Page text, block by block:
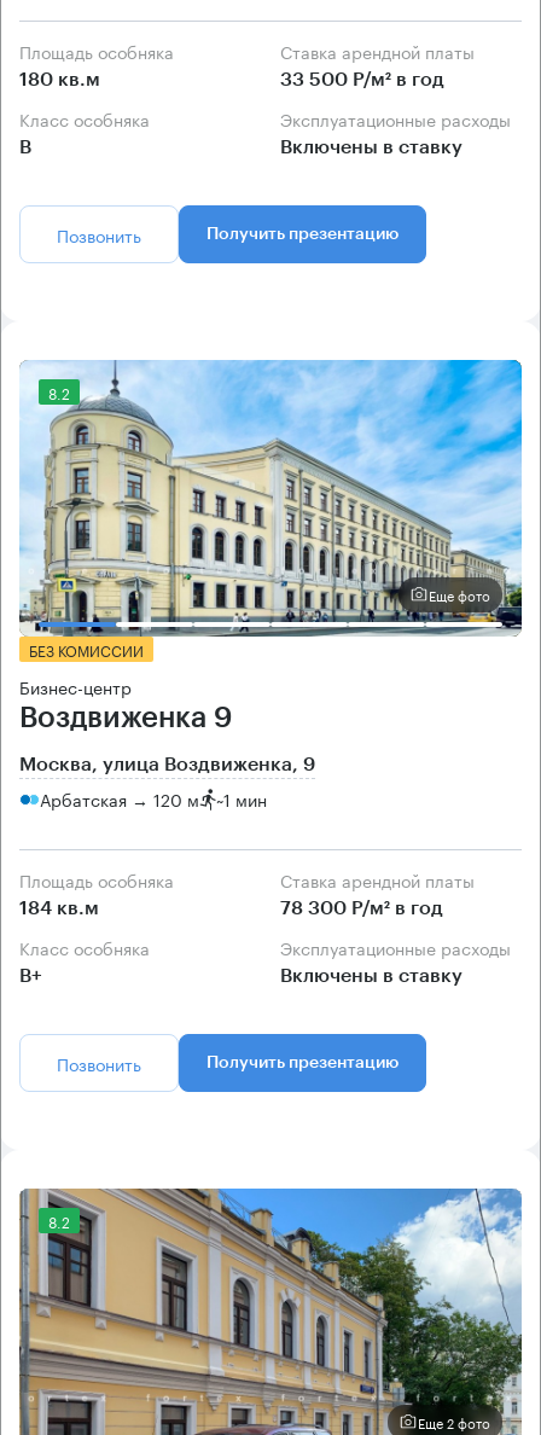
Площадь особняка
180 кв.м
Ставка арендной платы
33 500 Р/м² в год
Класс особняка
B
Эксплуатационные расходы
Включены в ставку
Позвонить Получить презентацию
8.2
Еще фото
БЕЗ КОМИССИИ
Бизнес-центр
Воздвиженка 9
Москва, улица Воздвиженка, 9
Арбатская → 120 м ~1 мин
Площадь особняка
184 кв.м
Ставка арендной платы
78 300 Р/м² в год
Класс особняка
B+
Эксплуатационные расходы
Включены в ставку
Позвонить Получить презентацию
8.2
Еще 2 фото